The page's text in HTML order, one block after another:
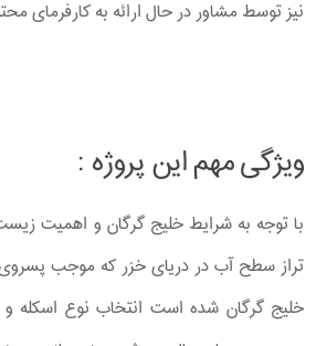
نیز توسط مشاور در حال ارائه به کارفرمای
ویژگی مهم این پروژه :
با توجه به شرایط خلیج گرگان و اهمیت
تراز سطح آب در دریای خزر که موجب
خلیج گرگان شده است انتخاب نوع اسکله و